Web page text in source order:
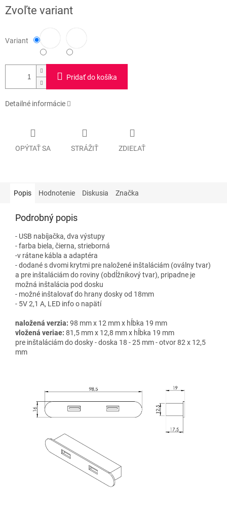
cena:
Zvoľte variant
Variant
Pridať do košíka
Detailné informácie
OPÝTAŤ SA STRÁŽIŤ ZDIEĽAŤ
Popis Hodnotenie Diskusia Značka
Podrobný popis
- USB nabíjačka, dva výstupy
- farba biela, čierna, strieborná
-v rátane kábla a adaptéra
- dodané s dvomi krytmi pre naložené inštaláciám (oválny tvar)
a pre inštaláciám do roviny (obdĺžnikový tvar), pripadne je
možná inštalácia pod dosku
- možné inštalovať do hrany dosky od 18mm
- 5V 2,1 A, LED info o napätí
naložená verzia: 98 mm x 12 mm x hĺbka 19 mm
vložená veriae: 81,5 mm x 12,8 mm x hĺbka 19 mm
pre inštaláciám do dosky - doska 18 - 25 mm - otvor 82 x 12,5
mm